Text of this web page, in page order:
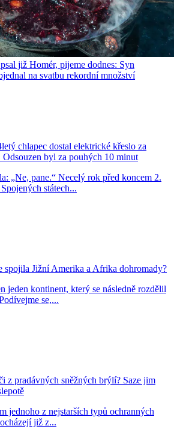
již Homér, pijeme dodnes: Syn
na svatbu rekordní množství
chlapec dostal elektrické křeslo za
Odsouzen byl za pouhých 10 minut
„Ne, pane.“ Necelý rok před koncem 2.
státech...
spojila Jižní Amerika a Afrika dohromady?
jeden kontinent, který se následně rozdělil
se,...
z pradávných sněžných brýlí? Saze jim
jednoho z nejstarších typů ochranných
již z...